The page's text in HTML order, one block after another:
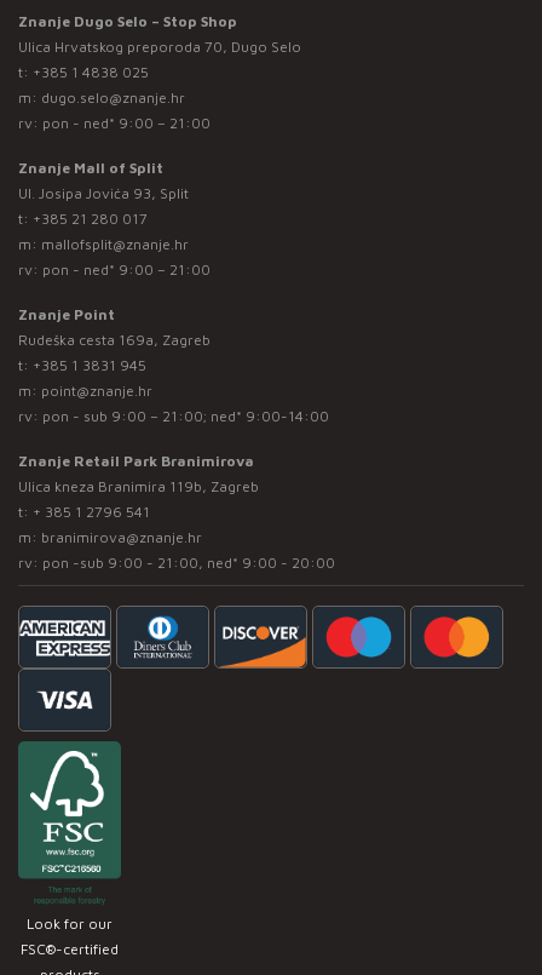
Znanje Dugo Selo – Stop Shop
Ulica Hrvatskog preporoda 70, Dugo Selo
t: +385 1 4838 025
m: dugo.selo@znanje.hr
rv: pon - ned* 9:00 – 21:00
Znanje Mall of Split
Ul. Josipa Jovića 93, Split
t: +385 21 280 017
m: mallofsplit@znanje.hr
rv: pon - ned* 9:00 – 21:00
Znanje Point
Rudeška cesta 169a, Zagreb
t: +385 1 3831 945
m: point@znanje.hr
rv: pon - sub 9:00 – 21:00; ned* 9:00-14:00
Znanje Retail Park Branimirova
Ulica kneza Branimira 119b, Zagreb
t: + 385 1 2796 541
m: branimirova@znanje.hr
rv: pon -sub 9:00 - 21:00, ned* 9:00 - 20:00
Look for our
FSC®-certified